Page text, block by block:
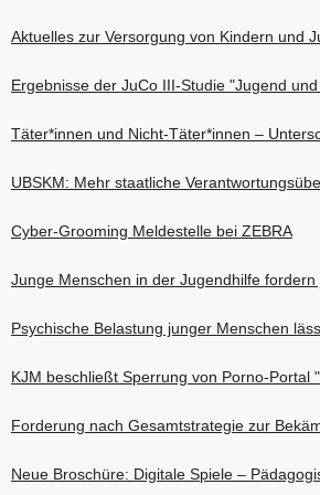
Aktuelles zur Versorgung von Kindern und
Ergebnisse der JuCo III-Studie "Jugend
Täter*innen und Nicht-Täter*innen –
UBSKM: Mehr staatliche
Cyber-Grooming Meldestelle bei ZEBRA
Junge Menschen in der Jugendhilfe
Psychische Belastung junger Menschen
KJM beschließt Sperrung von Porno-Portal
Forderung nach Gesamtstrategie zur
Neue Broschüre: Digitale Spiele –